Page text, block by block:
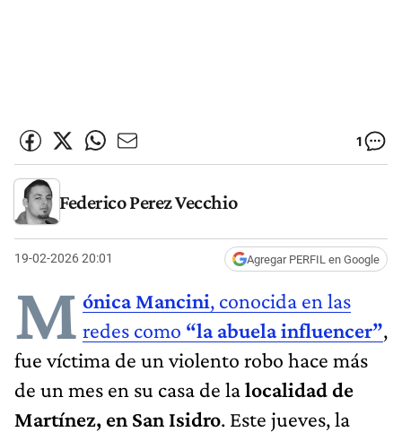
1
Federico Perez Vecchio
19-02-2026 20:01 Agregar PERFIL en Google
M ónica Mancini, conocida en las
redes como “la abuela influencer”,
fue víctima de un violento robo hace más
de un mes en su casa de lalocalidad de
Martínez, en San Isidro. Este jueves, la